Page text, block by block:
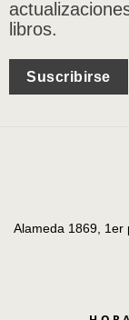
libros.
Suscribirse
Alameda 1869, 1er